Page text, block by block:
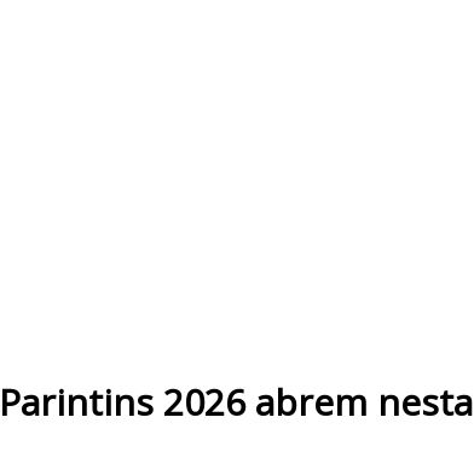
2026 abrem nesta